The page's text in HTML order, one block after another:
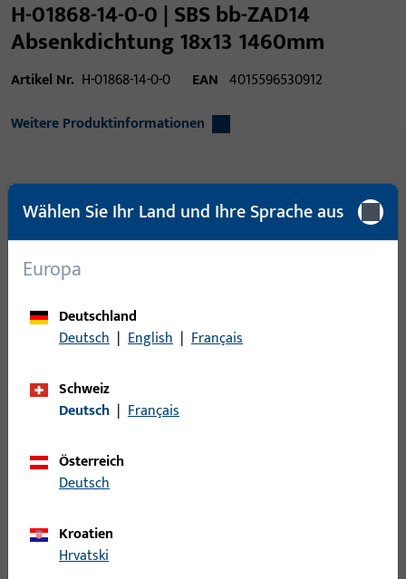
H-01868-14-0-0 | SBS bb-ZAD14
Absenkdichtung 18x13 1460mm
Artikel Nr. H-01868-14-0-0 EAN 4015596530912
Weitere Produktinformationen
Türtechnik
Einsatzsystem
Produkttyp
Oberflächenbeschreibung
Bruttogewicht
Verpackungseinheit
Mindestbestelleinheit
Anmeldung
Wählen Sie Ihr Land und Ihre Sprache aus
Europa
Deutschland
Deutsch | English | Français
Schweiz
Deutsch | Français
Österreich
Deutsch
Kroatien
Hrvatski